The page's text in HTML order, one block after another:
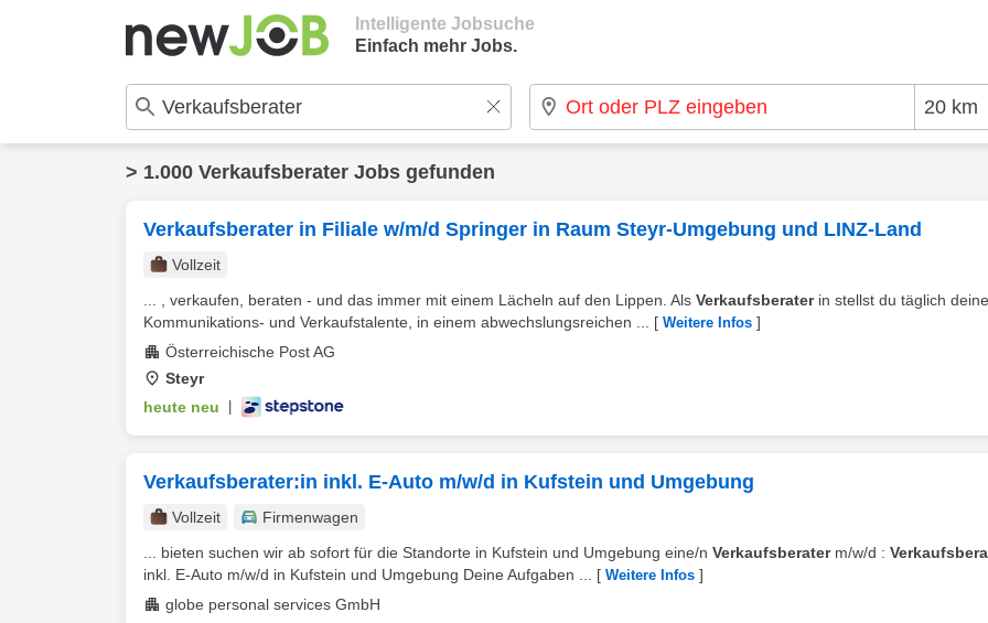
Intelligente Jobsuche
Einfach mehr Jobs.
> 1.000 Verkaufsberater Jobs gefunden
Verkaufsberater in Filiale w/m/d Springer in Raum Steyr-Umgebung und LINZ-Land
Vollzeit
... , verkaufen, beraten - und das immer mit einem Lächeln auf den Lippen. Als Verkaufsberaterin stellst du täglich deine
Kommunikations- und Verkaufstalente, in einem abwechslungsreichen ...
[ Weitere Infos ]
Österreichische Post AG
Steyr
heute neu
Verkaufsberater:in inkl. E-Auto m/w/d in Kufstein und Umgebung
Vollzeit
Firmenwagen
... bieten suchen wir ab sofort für die Standorte in Kufstein und Umgebung eine/n Verkaufsberaterm/w/d :
inkl. E-Auto m/w/d in Kufstein und Umgebung Deine Aufgaben ...
[ Weitere Infos ]
globe personal services GmbH